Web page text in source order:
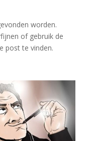
worden.
of gebruik de
post te vinden.